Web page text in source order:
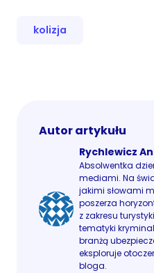
kolizja
Autor artykułu
Rychlewicz
Absolwentka
mediami. Na
jakimi słowami
poszerza
z zakresu
tematyki
branżą
eksploruje
bloga.